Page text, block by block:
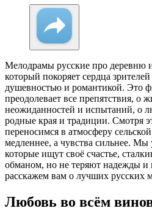
Мелодрамы русские про деревню
который покоряет сердца
душевностью и романтикой. Это
преодолевает все препятствия, о
неожиданностей и испытаний, о
родные края и традиции. Смотря
переносимся в атмосферу
медленнее, а чувства сильнее. Мы
которые ищут своё счастье,
обманом, но не теряют надежды и
расскажем вам о лучших русских
Любовь во всём